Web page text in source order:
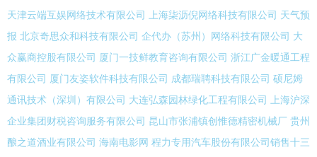
天津云端互娱网络技术有限公司
上海柒沥倪网络科技有限公司 天气预
报 北京奇思众和科技有限公司 企代办（苏州）网络科技有限公司 大
众赢商控股有限公司 厦门一技鲜教育咨询有限公司 浙江广金暖通工程
有限公司 厦门友姿软件科技有限公司 成都瑞聘科技有限公司 硕尼姆
通讯技术（深圳）有限公司 大连弘森园林绿化工程有限公司
上海沪深
企业集团财税咨询服务有限公司 昆山市张浦镇创惟德精密机械厂 贵州
酿之道酒业有限公司 海南电影网 程力专用汽车股份有限公司销售十三